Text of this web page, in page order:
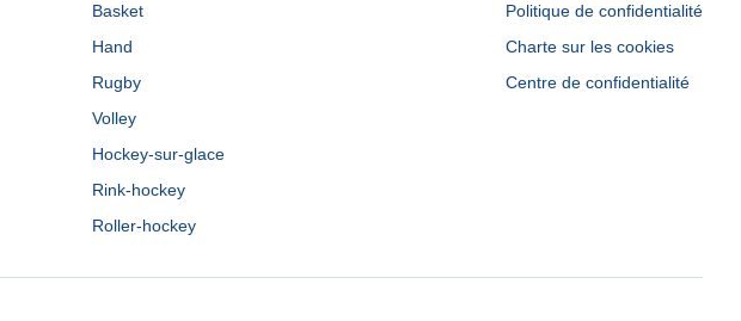
Basket
Hand
Rugby
Volley
Hockey-sur-glace
Rink-hockey
Roller-hockey
Politique de confidentialité
Charte sur les cookies
Centre de confidentialité